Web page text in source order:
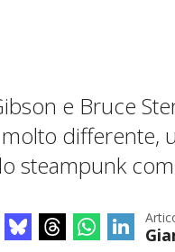
e Bruce
differente,
steampunk